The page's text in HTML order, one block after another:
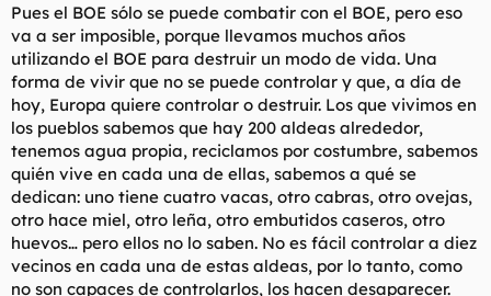
Pues el BOE sólo se puede combatir con el BOE, pero eso
va a ser imposible, porque llevamos muchos años
utilizando el BOE para destruir un modo de vida. Una
forma de vivir que no se puede controlar y que, a día de
hoy, Europa quiere controlar o destruir. Los que vivimos en
los pueblos sabemos que hay 200 aldeas alrededor,
tenemos agua propia, reciclamos por costumbre, sabemos
quién vive en cada una de ellas, sabemos a qué se
dedican: uno tiene cuatro vacas, otro cabras, otro ovejas,
otro hace miel, otro leña, otro embutidos caseros, otro
huevos… pero ellos no lo saben. No es fácil controlar a diez
vecinos en cada una de estas aldeas, por lo tanto, como
no son capaces de controlarlos, los hacen desaparecer.